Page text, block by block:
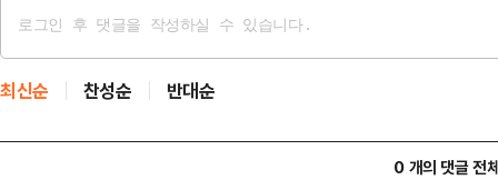
최신순 찬성순 반대순
0 개의 댓글 전